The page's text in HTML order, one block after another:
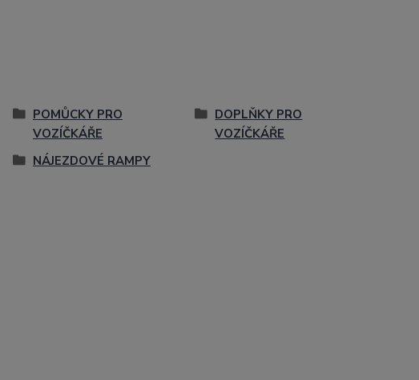
POMŮCKY PRO
VOZÍČKÁŘE
DOPLŇKY PRO
VOZÍČKÁŘE
NÁJEZDOVÉ RAMPY